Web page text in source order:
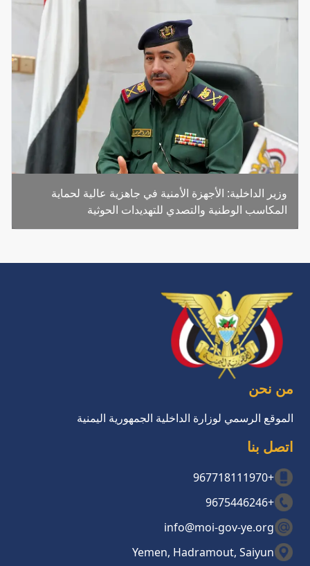
وزير الداخلية: الأجهزة الأمنية في جاهزية عالية لحماية
المكاسب الوطنية والتصدي للتهديدات الحوثية
من نحن
الموقع الرسمي لوزارة الداخلية الجمهورية اليمنية
اتصل بنا
+967718111970
+9675446246
info@moi-gov-ye.org
Yemen, Hadramout, Saiyun